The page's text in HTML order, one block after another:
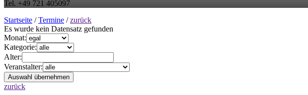
Tel. +49 721 405097
Startseite /Termine /zurück
Es wurde kein Datensatz gefunden
Monat:
Kategorie:
Alter:
Veranstalter:
zurück